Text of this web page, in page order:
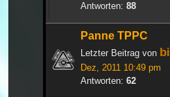
Antworten: 88
Panne TPPC
Letzter Beitrag von
Dez, 2011 10:49 pm
Antworten: 62